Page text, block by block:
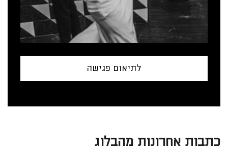
לתיאום פגישה
כתבות אחרונות מהבלוג